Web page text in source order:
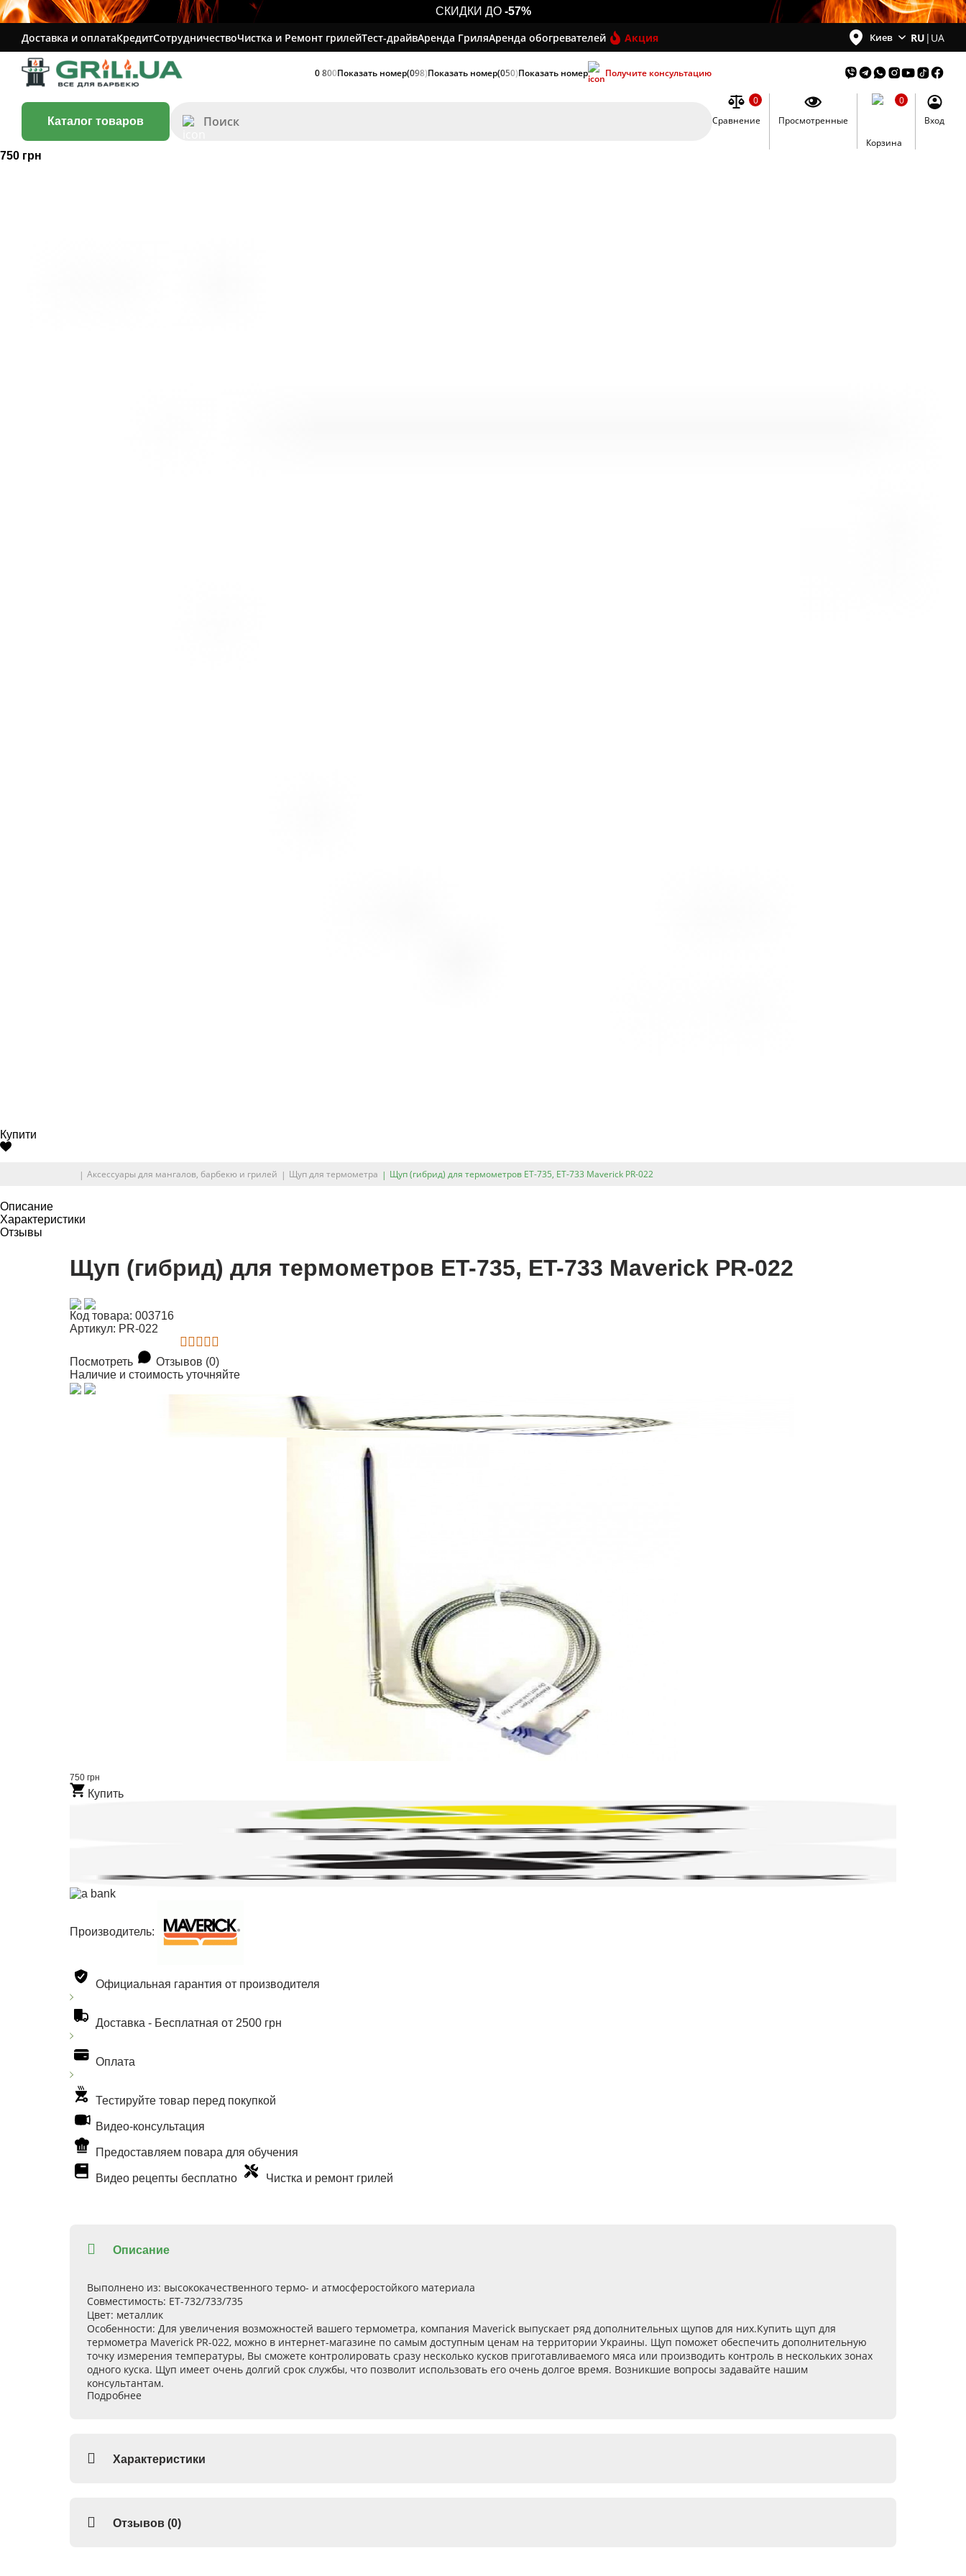
СКИДКИ ДО -57%
Доставка и оплатаКредитСотрудничествоЧистка и Ремонт грилейТест-драйвАренда ГриляАренда обогревателей Акция Киев RU | UA
0 800Показать номер(098)Показать номер(050)Показать номер Получите консультацию
Каталог товаров Сравнение
0
Просмотренные
Корзина
0
Вход
750 грн
Купити
Аксессуары для мангалов, барбекю и грилей Щуп для термометра Щуп (гибрид) для термометров ET-735, ET-733 Maverick PR-022
Описание
Характеристики
Отзывы
Щуп (гибрид) для термометров ET-735, ET-733 Maverick PR-022
Код товара: 003716
Артикул: PR-022
Посмотреть
Отзывов (0)
Наличие и стоимость уточняйте
750 грн
Купить
Производитель:
Официальная гарантия от производителя
Доставка - Бесплатная от 2500 грн
Оплата
Тестируйте товар перед покупкой
Видео-консультация
Предоставляем повара для обучения
Видео рецепты бесплатно Чистка и ремонт грилей
Описание
Выполнено из: высококачественного термо- и атмосферостойкого материала
Совместимость: ET-732/733/735
Цвет: металлик
Особенности: Для увеличения возможностей вашего термометра, компания Maverick выпускает ряд дополнительных щупов для них.Купить щуп для
термометра Maverick PR-022, можно в интернет-магазине по самым доступным ценам на территории Украины. Щуп поможет обеспечить дополнительную
точку измерения температуры, Вы сможете контролировать сразу несколько кусков приготавливаемого мяса или производить контроль в нескольких зонах
одного куска. Щуп имеет очень долгий срок службы, что позволит использовать его очень долгое время. Возникшие вопросы задавайте нашим
консультантам.
Подробнее
Характеристики
Отзывов (0)